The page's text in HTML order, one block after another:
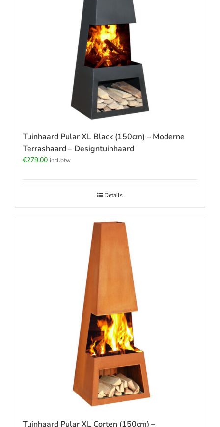
Tuinhaard Pular XL Black (150cm) – Moderne
Terrashaard – Designtuinhaard
€279.00 incl.btw
Details
Tuinhaard Pular XL Corten (150cm) –